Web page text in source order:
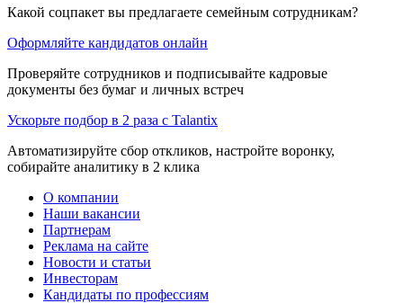
Какой соцпакет вы предлагаете семейным сотрудникам?
Оформляйте кандидатов онлайн
Проверяйте сотрудников и подписывайте кадровые
документы без бумаг и личных встреч
Ускорьте подбор в 2 раза с Talantix
Автоматизируйте сбор откликов, настройте воронку,
собирайте аналитику в 2 клика
О компании
Наши вакансии
Партнерам
Реклама на сайте
Новости и статьи
Инвесторам
Кандидаты по профессиям